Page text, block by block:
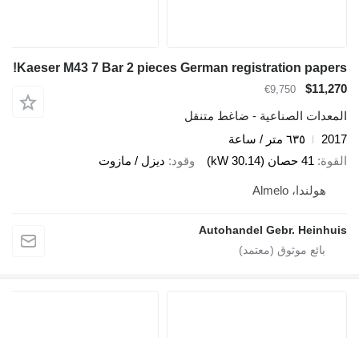
Kaeser M43 7 Bar 2 pieces German registration papers!
$11,270
€9,750
المعدات الصناعية - ضاغط متنقل
2017
٦٣٥ متر / ساعة
القوة 41 حصان (30.14 kW) وقود ديزل / مازوت
هولندا، Almelo
Autohandel Gebr. Heinhuis